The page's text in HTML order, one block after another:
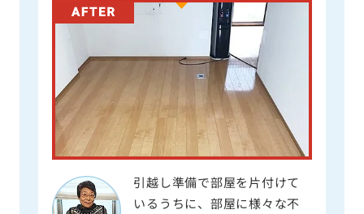
引越し準備で部屋を片付けて
いるうちに、部屋に様々な不